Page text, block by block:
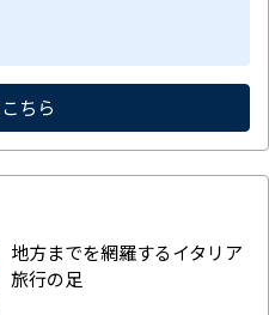
ちら
地方までを網羅するイタリア
旅行の足